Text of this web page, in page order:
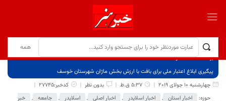
برگ نخست
نوشته‌ها
پیگیری ابلاغ اعتبار ملی برای بافت با ارزش بخش ماژان شهرستان خوسف
چهارشنبه 10 جولای 2019
5:37 ق.ظ بدون نظر
کدخبر:27745
حوزه:
اخبار استان , اخبار اسلایدر , اخبار اصلی , اسلایدر , جامعه ,
خبر